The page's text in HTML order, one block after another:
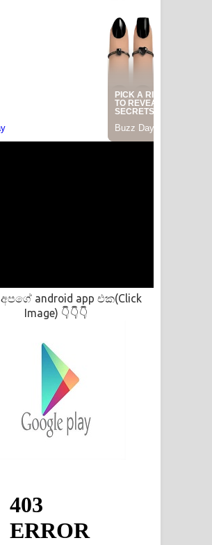
අපගේ android app එක(Click
Image) 👇👇👇